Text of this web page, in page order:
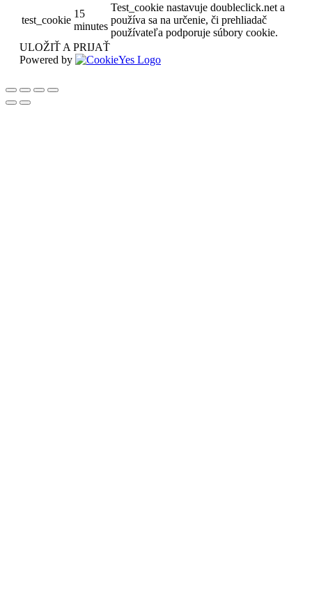
test_cookie
15
minutes
Test_cookie nastavuje doubleclick.net a
používa sa na určenie, či prehliadač
používateľa podporuje súbory cookie.
ULOŽIŤ A PRIJAŤ
Powered by